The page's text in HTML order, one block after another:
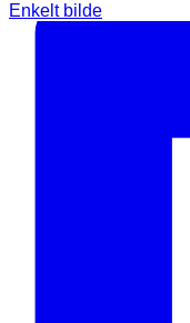
Enkelt bilde